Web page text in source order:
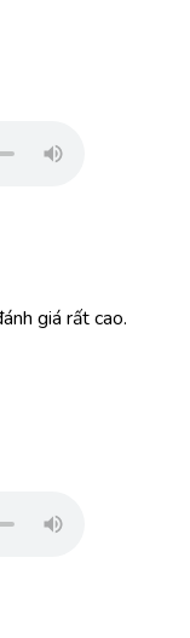
giá rất cao.